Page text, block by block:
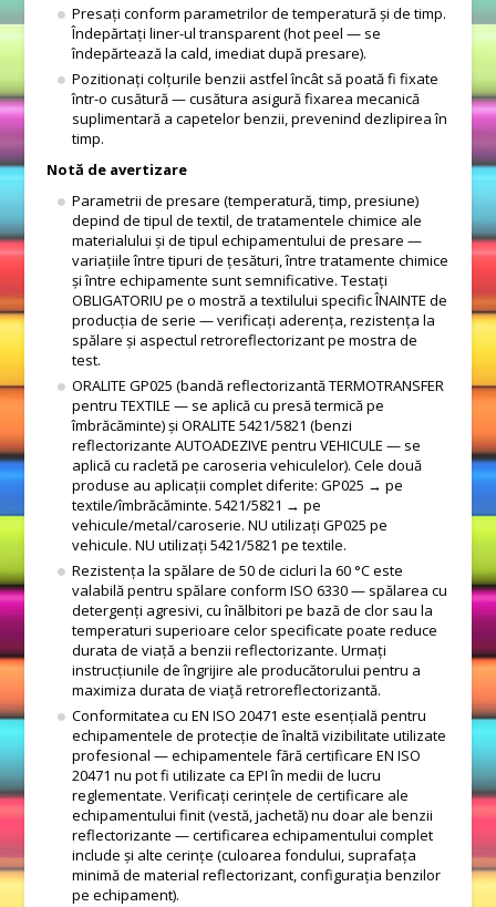
Presați conform parametrilor de temperatură și de timp.
Îndepărtați liner-ul transparent (hot peel — se
îndepărtează la cald, imediat după presare).
Pozitionați colțurile benzii astfel încât să poată fi fixate
într-o cusătură — cusătura asigură fixarea mecanică
suplimentară a capetelor benzii, prevenind dezlipirea în
timp.
Notă de avertizare
Parametrii de presare (temperatură, timp, presiune)
depind de tipul de textil, de tratamentele chimice ale
materialului și de tipul echipamentului de presare —
variațiile între tipuri de țesături, între tratamente chimice
și între echipamente sunt semnificative. Testați
OBLIGATORIU pe o mostră a textilului specific ÎNAINTE de
producția de serie — verificați aderența, rezistența la
spălare și aspectul retroreflectorizant pe mostra de
test.
ORALITE GP025 (bandă reflectorizantă TERMOTRANSFER
pentru TEXTILE — se aplică cu presă termică pe
îmbrăcăminte) și ORALITE 5421/5821 (benzi
reflectorizante AUTOADEZIVE pentru VEHICULE — se
aplică cu racletă pe caroseria vehiculelor). Cele două
produse au aplicații complet diferite: GP025 → pe
textile/îmbrăcăminte. 5421/5821 → pe
vehicule/metal/caroserie. NU utilizați GP025 pe
vehicule. NU utilizați 5421/5821 pe textile.
Rezistența la spălare de 50 de cicluri la 60 °C este
valabilă pentru spălare conform ISO 6330 — spălarea cu
detergenți agresivi, cu înălbitori pe bază de clor sau la
temperaturi superioare celor specificate poate reduce
durata de viață a benzii reflectorizante. Urmați
instrucțiunile de îngrijire ale producătorului pentru a
maximiza durata de viață retroreflectorizantă.
Conformitatea cu EN ISO 20471 este esențială pentru
echipamentele de protecție de înaltă vizibilitate utilizate
profesional — echipamentele fără certificare EN ISO
20471 nu pot fi utilizate ca EPI în medii de lucru
reglementate. Verificați cerințele de certificare ale
echipamentului finit (vestă, jachetă) nu doar ale benzii
reflectorizante — certificarea echipamentului complet
include și alte cerințe (culoarea fondului, suprafața
minimă de material reflectorizant, configurația benzilor
pe echipament).